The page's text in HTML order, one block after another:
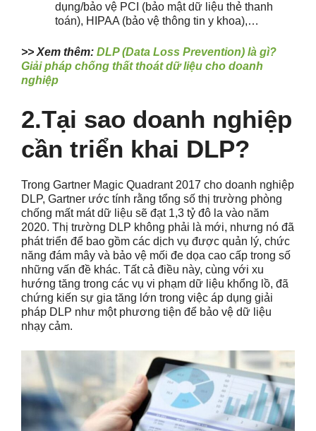
dụng/bảo vệ PCI (bảo mật dữ liệu thẻ thanh
toán), HIPAA (bảo vệ thông tin y khoa),…
>> Xem thêm: DLP (Data Loss Prevention) là gì?
Giải pháp chống thất thoát dữ liệu cho doanh
nghiệp
2.Tại sao doanh nghiệp
cần triển khai DLP?
Trong Gartner Magic Quadrant 2017 cho doanh nghiệp
DLP, Gartner ước tính rằng tổng số thị trường phòng
chống mất mát dữ liệu sẽ đạt 1,3 tỷ đô la vào năm
2020. Thị trường DLP không phải là mới, nhưng nó đã
phát triển để bao gồm các dịch vụ được quản lý, chức
năng đám mây và bảo vệ mối đe dọa cao cấp trong số
những vấn đề khác. Tất cả điều này, cùng với xu
hướng tăng trong các vụ vi phạm dữ liệu khổng lồ, đã
chứng kiến sự gia tăng lớn trong việc áp dụng giải
pháp DLP như một phương tiện để bảo vệ dữ liệu
nhạy cảm.